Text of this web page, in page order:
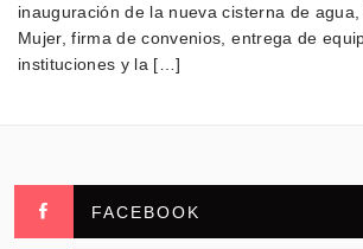
inauguración de la nueva cisterna de
Mujer, firma de convenios, entrega de
instituciones y la […]
FACEBOOK